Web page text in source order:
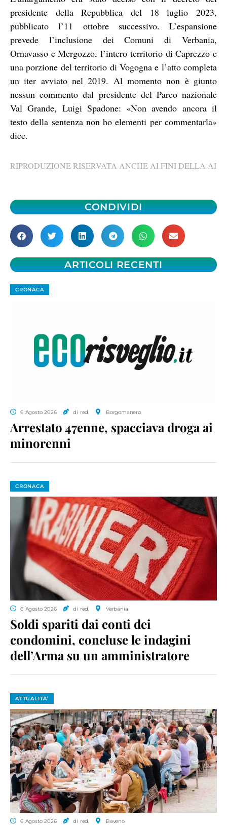
presidente della Repubblica del 18 luglio 2023,
pubblicato l’11 ottobre successivo. L’espansione
prevede l’inclusione dei Comuni di Verbania,
Ornavasso e Mergozzo, l’intero territorio di Caprezzo e
una porzione del territorio di Vogogna e l’atto completa
un iter avviato nel 2019. Al momento non è giunto
nessun commento dal presidente del Parco nazionale
Val Grande, Luigi Spadone: «Non avendo ancora il
testo della sentenza non ho elementi per commentarla»
dice.
RIPRODUZIONE RISERVATA ANCHE AI FINI DELLA AI
CONDIVIDI
ARTICOLI RECENTI
CRONACA
6 Agosto 2026 di red. Borgomanero
Arrestato 47enne, spacciava droga ai
minorenni
CRONACA
6 Agosto 2026 di red. Verbania
Soldi spariti dai conti dei
condomini, concluse le indagini
dell’Arma su un amministratore
ATTUALITA'
6 Agosto 2026 di red. Baveno